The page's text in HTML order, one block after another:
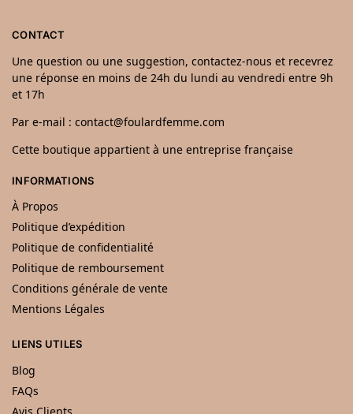
CONTACT
Une question ou une suggestion, contactez-nous et recevrez
une réponse en moins de 24h du lundi au vendredi entre 9h
et 17h
Par e-mail : contact@foulardfemme.com
Cette boutique appartient à une entreprise française
INFORMATIONS
À Propos
Politique d’expédition
Politique de confidentialité
Politique de remboursement
Conditions générale de vente
Mentions Légales
LIENS UTILES
Blog
FAQs